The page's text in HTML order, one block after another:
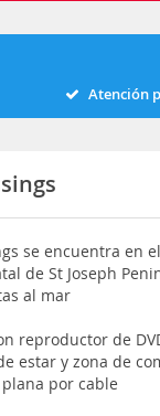
Atención
se encuentra en
de St Joseph
al mar
reproductor de
estar y zona de
por cable